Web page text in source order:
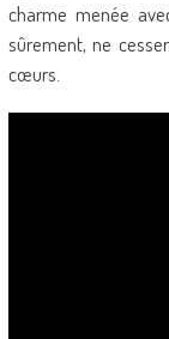
charme menée
sûrement, ne
cœurs.